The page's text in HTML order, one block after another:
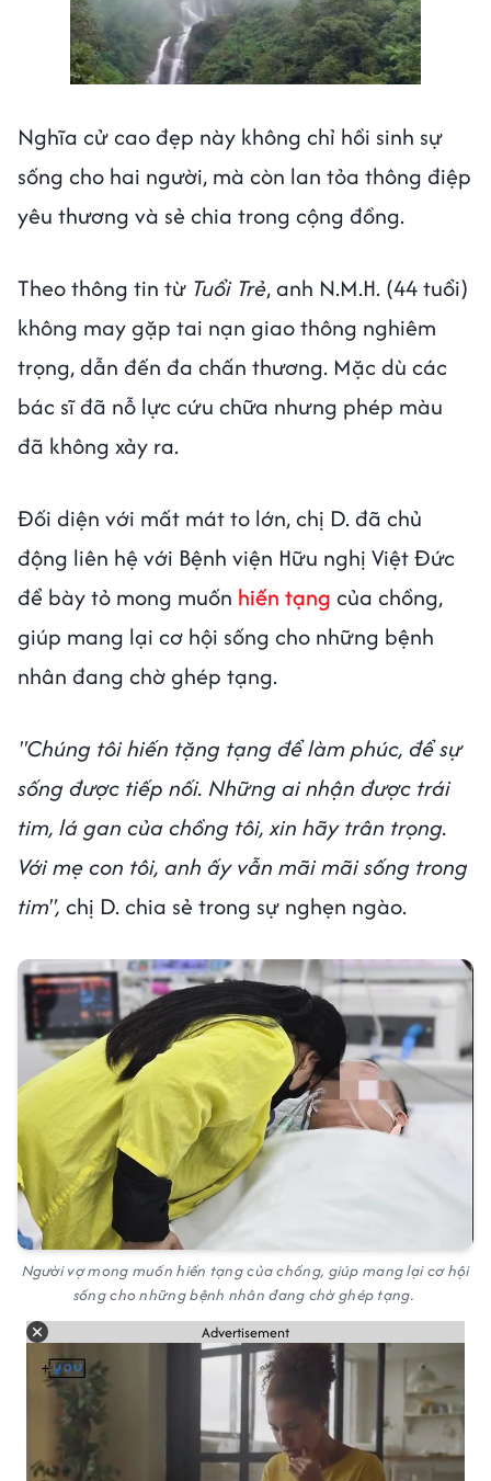
Nghĩa cử cao đẹp này không chỉ hồi sinh sự
sống cho hai người, mà còn lan tỏa thông điệp
yêu thương và sẻ chia trong cộng đồng.
Theo thông tin từ Tuổi Trẻ, anh N.M.H. (44 tuổi)
không may gặp tai nạn giao thông nghiêm
trọng, dẫn đến đa chấn thương. Mặc dù các
bác sĩ đã nỗ lực cứu chữa nhưng phép màu
đã không xảy ra.
Đối diện với mất mát to lớn, chị D. đã chủ
động liên hệ với Bệnh viện Hữu nghị Việt Đức
để bày tỏ mong muốn hiến tạng của chồng,
giúp mang lại cơ hội sống cho những bệnh
nhân đang chờ ghép tạng.
"Chúng tôi hiến tặng tạng để làm phúc, để sự
sống được tiếp nối. Những ai nhận được trái
tim, lá gan của chồng tôi, xin hãy trân trọng.
Với mẹ con tôi, anh ấy vẫn mãi mãi sống trong
tim", chị D. chia sẻ trong sự nghẹn ngào.
Người vợ mong muốn hiến tạng của chồng, giúp mang lại cơ hội
sống cho những bệnh nhân đang chờ ghép tạng.
Advertisement